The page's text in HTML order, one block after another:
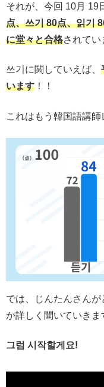
それが、今回 10月 19
点、쓰기 80点、읽기
に堂々と合格されてい
쓰기に関していえば、
います ！！
これはもう韓国語講師
では、じんたんさん
か詳しく聞いていきま
그럼 시작할게요!